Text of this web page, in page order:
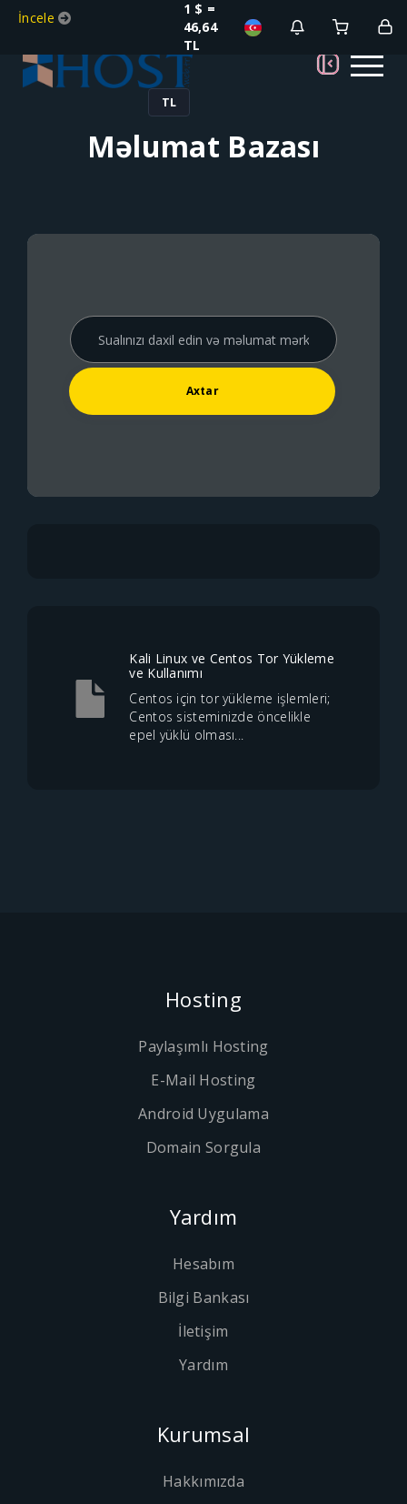
İncele
1 $ =
46,64
TL
TL
Məlumat Bazası
Kali Linux ve Centos Tor Yükleme
ve Kullanımı
Centos için tor yükleme işlemleri;
Centos sisteminizde öncelikle
epel yüklü olması...
Hosting
Paylaşımlı Hosting
E-Mail Hosting
Android Uygulama
Domain Sorgula
Yardım
Hesabım
Bilgi Bankası
İletişim
Yardım
Kurumsal
Hakkımızda